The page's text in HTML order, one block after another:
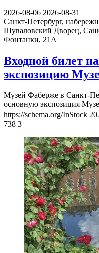
2026-08-06 2026-08-31
Санкт-Петербург,
Шуваловский Дворец,
Фонтанки, 21А
Входной билет
экспозицию
Музей Фаберже в Санкт-
основную экспозиция
https://schema.org/InStock
738 3